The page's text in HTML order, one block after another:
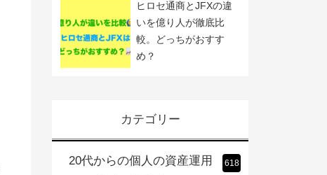
ヒロセ通商とJFXの違
いを億り人が徹底比
較。どっちがおすす
め？
カテゴリー
20代からの個人の資産運用 618